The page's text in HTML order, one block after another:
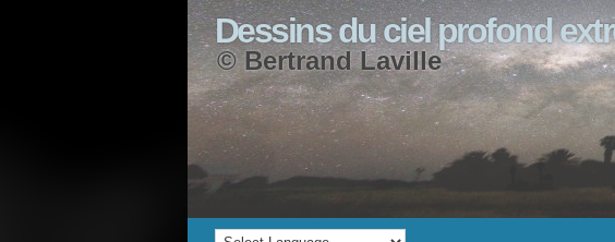
Dessins du ciel profond
© Bertrand Laville